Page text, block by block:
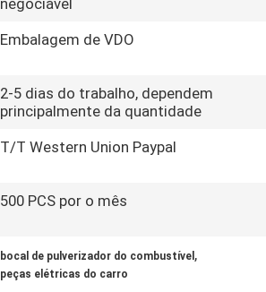
negociável
Embalagem de VDO
2-5 dias do trabalho, dependem
principalmente da quantidade
T/T Western Union Paypal
500 PCS por o mês
bocal de pulverizador do combustível ,
peças elétricas do carro